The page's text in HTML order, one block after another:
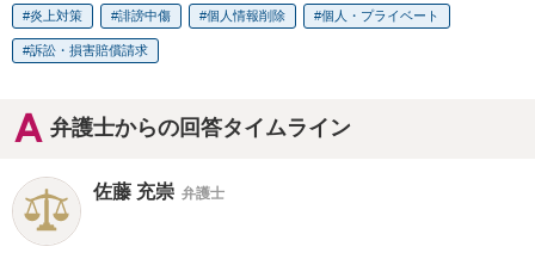
炎上対策 誹謗中傷 個人情報削除 個人・プライベート
訴訟・損害賠償請求
弁護士からの回答タイムライン
佐藤 充崇 弁護士